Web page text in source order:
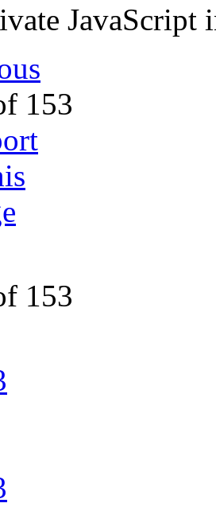
153
153